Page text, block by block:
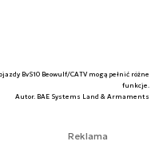
BvS10 Beowulf/CATV mogą pełnić różne
funkcje.
Autor. BAE Systems Land & Armaments
Reklama